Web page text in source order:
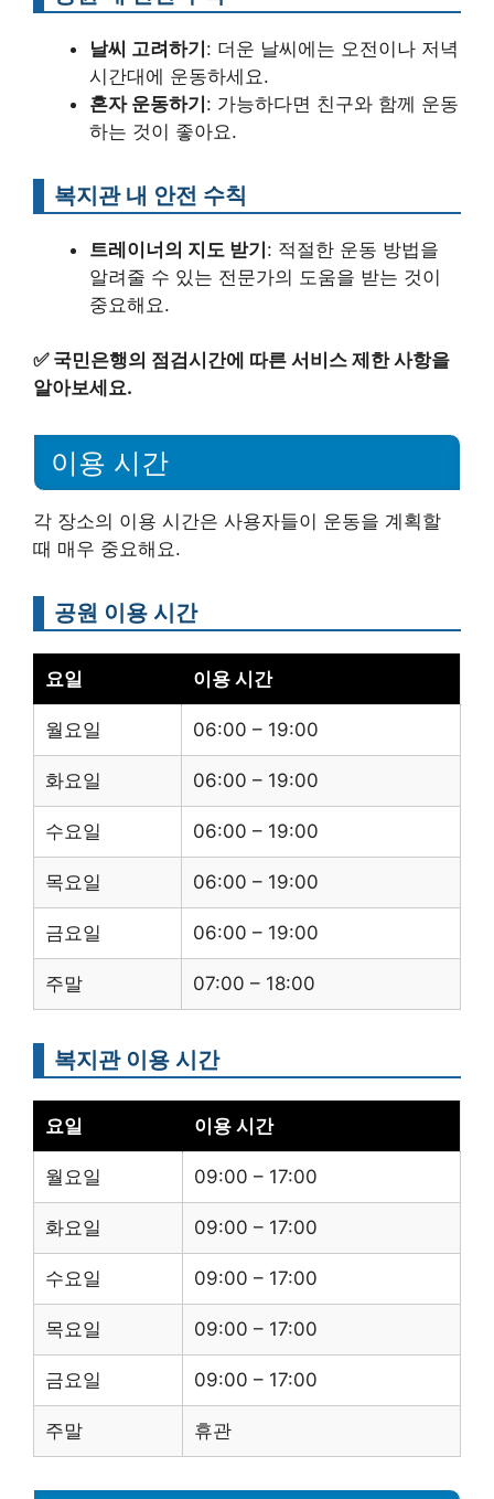
날씨 고려하기: 더운 날씨에는 오전이나 저녁
시간대에 운동하세요.
혼자 운동하기: 가능하다면 친구와 함께 운동
하는 것이 좋아요.
복지관 내 안전 수칙
트레이너의 지도 받기: 적절한 운동 방법을
알려줄 수 있는 전문가의 도움을 받는 것이
중요해요.
✅ 국민은행의 점검시간에 따른 서비스 제한 사항을
알아보세요.
이용 시간
각 장소의 이용 시간은 사용자들이 운동을 계획할
때 매우 중요해요.
공원 이용 시간
요일 이용 시간
월요일 06:00 – 19:00
화요일 06:00 – 19:00
수요일 06:00 – 19:00
목요일 06:00 – 19:00
금요일 06:00 – 19:00
주말 07:00 – 18:00
복지관 이용 시간
요일 이용 시간
월요일 09:00 – 17:00
화요일 09:00 – 17:00
수요일 09:00 – 17:00
목요일 09:00 – 17:00
금요일 09:00 – 17:00
주말 휴관